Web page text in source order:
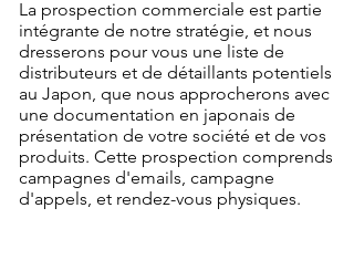
La prospection commerciale est partie
intégrante de notre stratégie, et nous
dresserons pour vous une liste de
distributeurs et de détaillants potentiels
au Japon, que nous approcherons avec
une documentation en japonais de
présentation de votre société et de vos
produits. Cette prospection comprends
campagnes d'emails, campagne
d'appels, et rendez-vous physiques.